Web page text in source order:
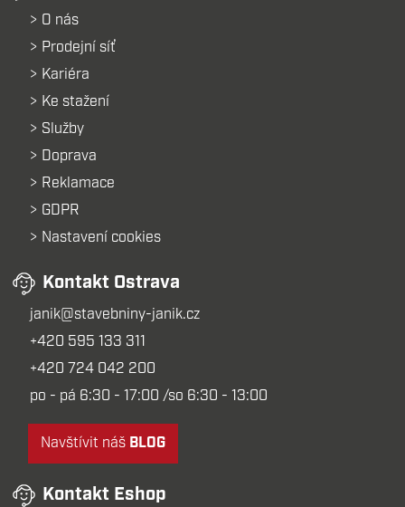
O nás
Prodejní síť
Kariéra
Ke stažení
Služby
Doprava
Reklamace
GDPR
Nastavení cookies
Kontakt Ostrava
janik@stavebniny-janik.cz
+420 595 133 311
+420 724 042 200
po - pá 6:30 - 17:00 /so 6:30 - 13:00
Navštívit náš BLOG
Kontakt Eshop